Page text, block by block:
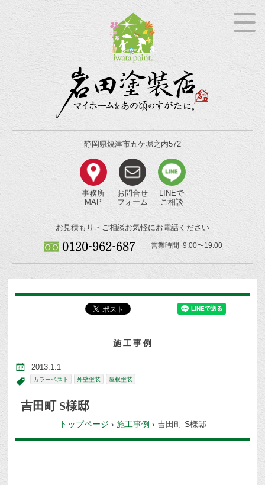
静岡県焼津市五ケ堀之内572
事務所
MAP
お問合せ
フォーム
LINEで
ご相談
お見積もり・ご相談お気軽にお電話ください
営業時間 9:00〜19:00
施工事例
2013.1.1
カラーベスト 外壁塗装 屋根塗装
吉田町 S様邸
トップページ › 施工事例 › 吉田町 S様邸